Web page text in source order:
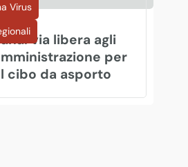
Virus
via libera agli
per
cibo da asporto